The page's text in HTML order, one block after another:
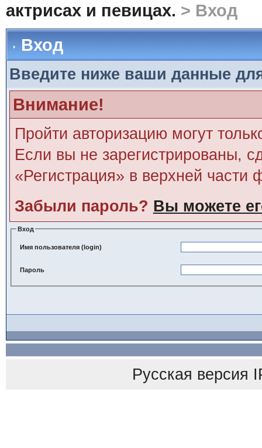
актрисах и певицах. > Вход
Вход
Введите ниже ваши данные
Внимание!
Пройти авторизацию могут
Если вы не зарегистрированы,
«Регистрация» в верхней части
Забыли пароль? Вы можете
Вход
Имя пользователя (login)
Пароль
Русская версия